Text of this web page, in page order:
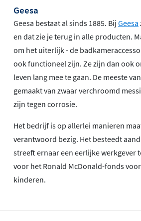
Geesa
Geesa bestaat al sinds 1885. Bij Geesa
en dat zie je terug in alle producten.
om het uiterlijk - de
ook functioneel zijn. Ze zijn dan ook
leven lang mee te gaan. De meeste
gemaakt van zwaar verchroomd
zijn tegen corrosie.
Het bedrijf is op allerlei manieren
verantwoord bezig. Het besteedt
streeft ernaar een eerlijke werkgever
voor het Ronald McDonald-fonds
kinderen.